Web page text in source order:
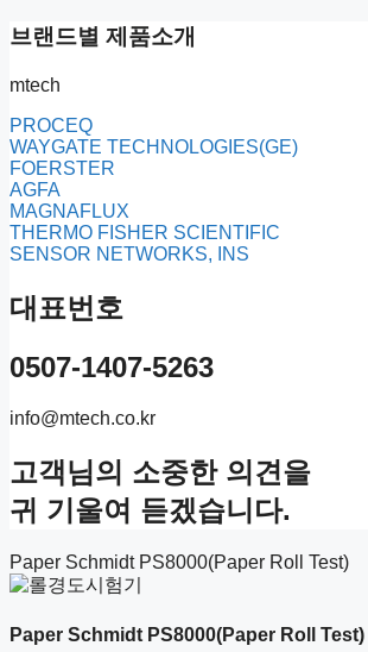
브랜드별 제품소개
mtech
PROCEQ
WAYGATE TECHNOLOGIES(GE)
FOERSTER
AGFA
MAGNAFLUX
THERMO FISHER SCIENTIFIC
SENSOR NETWORKS, INS
대표번호
0507-1407-5263
info@mtech.co.kr
고객님의 소중한 의견을
귀 기울여 듣겠습니다.
Paper Schmidt PS8000(Paper Roll Test)
Paper Schmidt PS8000(Paper Roll Test)